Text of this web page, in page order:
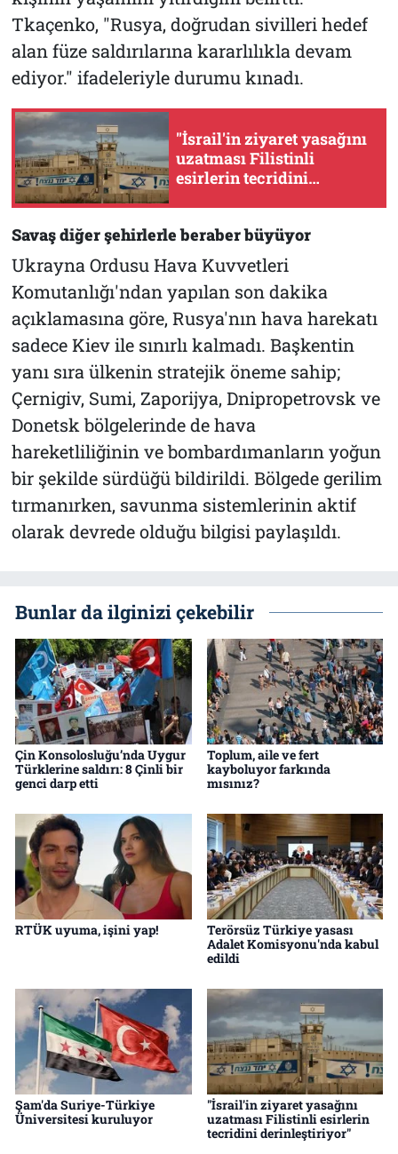
Tkaçenko, "Rusya, doğrudan sivilleri hedef
alan füze saldırılarına kararlılıkla devam
ediyor." ifadeleriyle durumu kınadı.
"İsrail'in ziyaret yasağını
uzatması Filistinli
esirlerin tecridini
Savaş diğer şehirlerle beraber büyüyor
Ukrayna Ordusu Hava Kuvvetleri
Komutanlığı'ndan yapılan son dakika
açıklamasına göre, Rusya'nın hava harekatı
sadece Kiev ile sınırlı kalmadı. Başkentin
yanı sıra ülkenin stratejik öneme sahip;
Çernigiv, Sumi, Zaporijya, Dnipropetrovsk ve
Donetsk bölgelerinde de hava
hareketliliğinin ve bombardımanların yoğun
bir şekilde sürdüğü bildirildi. Bölgede gerilim
tırmanırken, savunma sistemlerinin aktif
olarak devrede olduğu bilgisi paylaşıldı.
Bunlar da ilginizi çekebilir
Çin Konsolosluğu’nda Uygur
Türklerine saldırı: 8 Çinli bir
genci darp etti
Toplum, aile ve fert
kayboluyor farkında
mısınız?
RTÜK uyuma, işini yap!
Terörsüz Türkiye yasası
Adalet Komisyonu'nda kabul
edildi
Şam'da Suriye-Türkiye
Üniversitesi kuruluyor
"İsrail'in ziyaret yasağını
uzatması Filistinli esirlerin
tecridini derinleştiriyor"